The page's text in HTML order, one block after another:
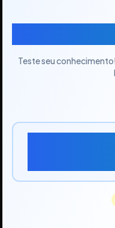
Teste seu